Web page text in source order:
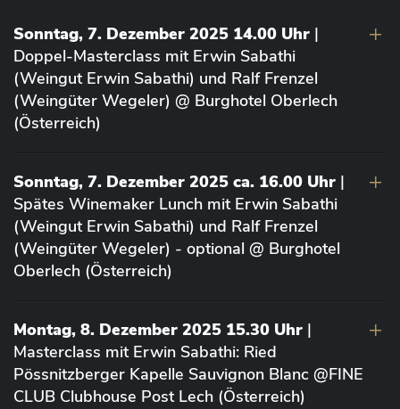
Sonntag, 7. Dezember 2025 14.00 Uhr |
Doppel-Masterclass mit Erwin Sabathi
(Weingut Erwin Sabathi) und Ralf Frenzel
(Weingüter Wegeler) @ Burghotel Oberlech
(Österreich)
Sonntag, 7. Dezember 2025 ca. 16.00 Uhr |
Spätes Winemaker Lunch mit Erwin Sabathi
(Weingut Erwin Sabathi) und Ralf Frenzel
(Weingüter Wegeler) - optional @ Burghotel
Oberlech (Österreich)
Montag, 8. Dezember 2025 15.30 Uhr |
Masterclass mit Erwin Sabathi: Ried
Pössnitzberger Kapelle Sauvignon Blanc @FINE
CLUB Clubhouse Post Lech (Österreich)